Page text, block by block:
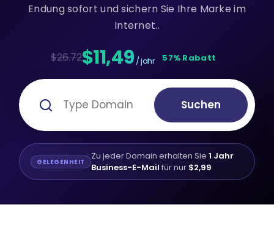
Endung sofort und sichern Sie Ihre Marke im
Internet..
$26.72$11,49 / jahr 57% Rabatt
Suchen
GELEGENHEIT Zu jeder Domain erhalten Sie 1 Jahr
Business-E-Mail für nur $2,99